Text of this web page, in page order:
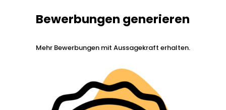
Bewerbungen generieren
Mehr Bewerbungen mit Aussagekraft erhalten.